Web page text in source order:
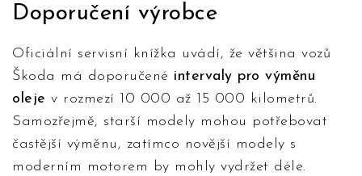
Doporučení výrobce
Oficiální servisní knížka uvádí, že většina vozů
Škoda má doporučené intervaly pro výměnu
oleje v rozmezí 10 000 až 15 000 kilometrů.
Samozřejmě, starší modely mohou potřebovat
častější výměnu, zatímco novější modely s
moderním motorem by mohly vydržet déle.